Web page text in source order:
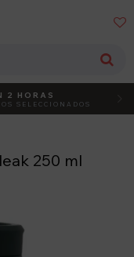

CÓDIGO
2 HORAS
SELECCIONADOS
250 ml